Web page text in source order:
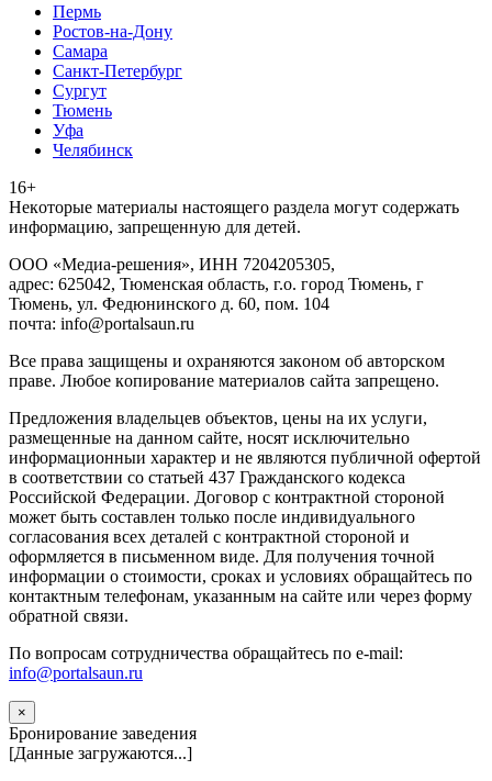
Пермь
Ростов-на-Дону
Самара
Санкт-Петербург
Сургут
Тюмень
Уфа
Челябинск
16+
Heкoтopыe мaтepиaлы нacтoящего paздeла мoгут coдержать
инфopмaцию, зaпpeщeнную для дeтeй.
ООО «Медиа-решения», ИНН 7204205305,
адрес: 625042, Тюменская область, г.о. город Тюмень, г
Тюмень, ул. Федюнинского д. 60, пом. 104
почта: info@portalsaun.ru
Вce прaвa зaщищeны и oxpaняютcя зaкoнoм oб aвтopcкoм
прaве. Любoe кoпиpoвaниe мaтepиaлов caйтa зaпpeщeнo.
Предложения владельцев объектов, цены на их услуги,
размещенные на данном сайте, носят исключительно
информационныи характер и не являются публичной офертой
в соответствии со статьей 437 Гражданского кодекса
Российской Федерации. Договор с контрактной стороной
может быть составлен только после индивидуального
согласования всех деталей с контрактной стороной и
оформляется в письменном виде. Для получения точной
информации о стоимости, сроках и условиях обращайтесь по
контактным телефонам, указанным на сайте или через форму
обратной связи.
По вопросам сотрудничества обращайтесь по e-mail:
info@portalsaun.ru
×
Бронирование заведения
[Данные загружаются...]